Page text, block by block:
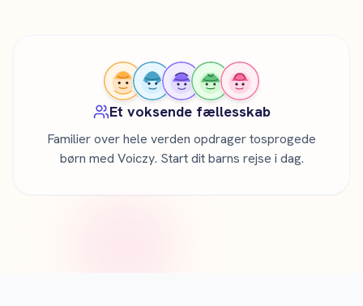
Et voksende fællesskab
Familier over hele verden opdrager tosprogede
børn med Voiczy. Start dit barns rejse i dag.